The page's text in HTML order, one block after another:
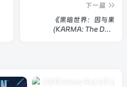
下一篇
《黑暗世界：因与果
(KARMA: The Dark